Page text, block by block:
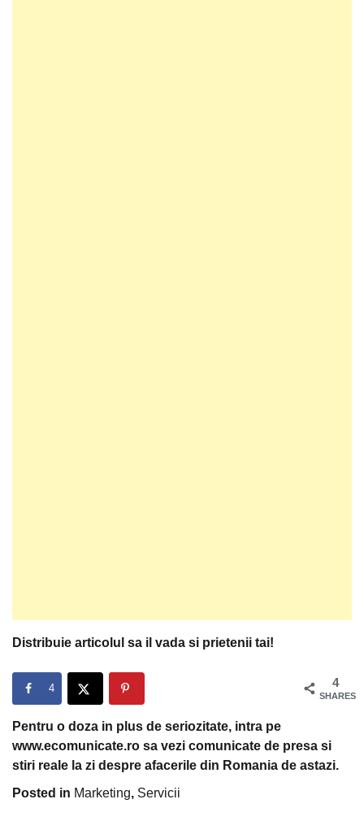
Distribuie articolul sa il vada si prietenii tai!
4
SHARES
4
Pentru o doza in plus de seriozitate, intra pe
www.ecomunicate.ro sa vezi comunicate de presa si
stiri reale la zi despre afacerile din Romania de astazi.
Posted in Marketing, Servicii